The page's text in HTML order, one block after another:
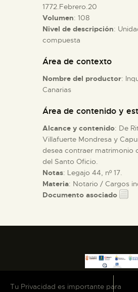
COLECCIONES
DIDÁCTICA
ESPAÑOL
1772.Febrero.20
Volumen: 108
Nivel de descripción:
compuesta
Área de contexto
Nombre del productor:
Canarias
Área de contenido y
Alcance y contenido: De
Villafuerte Mondresa y
desea contraer matrimonio
del Santo Oficio.
Notas: Legajo 44, nº 17.
Materia: Notario / Cargos
Documento asociado
Tu Privacidad es importante para